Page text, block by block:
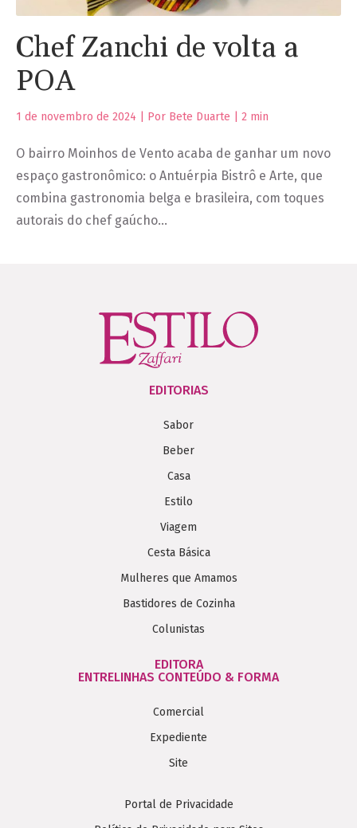
Chef Zanchi de volta a
POA
1 de novembro de 2024 | Por Bete Duarte | 2 min
O bairro Moinhos de Vento acaba de ganhar um novo
espaço gastronômico: o Antuérpia Bistrô e Arte, que
combina gastronomia belga e brasileira, com toques
autorais do chef gaúcho…
EDITORIAS
Sabor
Beber
Casa
Estilo
Viagem
Cesta Básica
Mulheres que Amamos
Bastidores de Cozinha
Colunistas
EDITORA
ENTRELINHAS CONTEÚDO & FORMA
Comercial
Expediente
Site
Portal de Privacidade